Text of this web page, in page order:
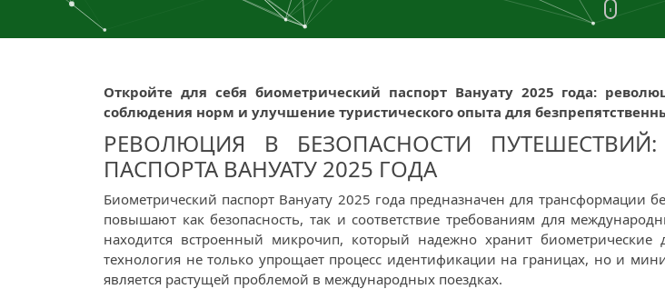
Откройте для себя биометрический паспорт Вануату 2025 года:
соблюдения норм и улучшение туристического опыта для
РЕВОЛЮЦИЯ В БЕЗОПАСНОСТИ
ПАСПОРТА ВАНУАТУ 2025 ГОДА
Биометрический паспорт Вануату 2025 года предназначен для трансформации
повышают как безопасность, так и соответствие требованиям для
находится встроенный микрочип, который надежно хранит
технология не только упрощает процесс идентификации на границах, но и
является растущей проблемой в международных поездках.